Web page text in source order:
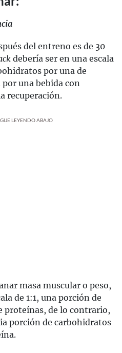
del entreno es de 30
debería ser en una escala
por una de
una bebida con
recuperación.
LEYENDO ABAJO
masa muscular o peso,
de 1:1, una porción de
proteínas, de lo contrario,
porción de carbohidratos